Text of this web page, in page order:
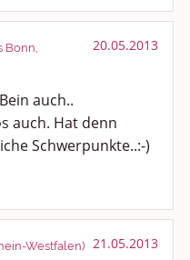
Bonn,
20.05.2013
auch..
auch. Hat denn
Schwerpunkte..:-)
Westfalen) 21.05.2013